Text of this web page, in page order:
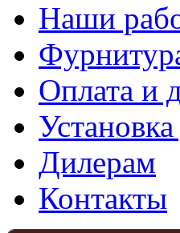
Наши
Оплата и
Дилерам
Контакты